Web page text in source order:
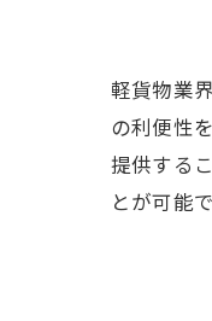
軽貨物業
の利便性
提供する
とが可能